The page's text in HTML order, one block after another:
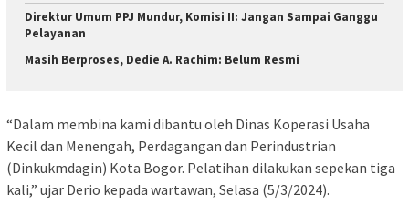
Direktur Umum PPJ Mundur, Komisi II: Jangan Sampai Ganggu
Pelayanan
Masih Berproses, Dedie A. Rachim: Belum Resmi
“Dalam membina kami dibantu oleh Dinas Koperasi Usaha
Kecil dan Menengah, Perdagangan dan Perindustrian
(Dinkukmdagin) Kota Bogor. Pelatihan dilakukan sepekan tiga
kali,” ujar Derio kepada wartawan, Selasa (5/3/2024).